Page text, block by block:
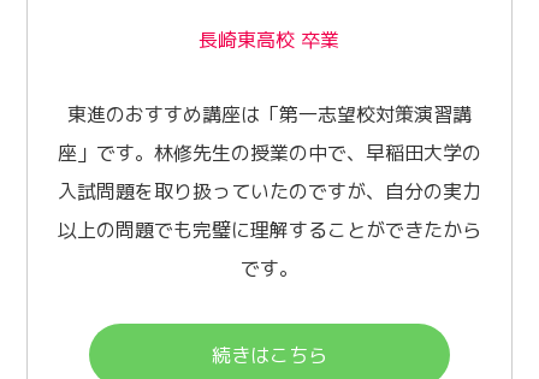
長崎東高校 卒業
東進のおすすめ講座は「第一志望校対策演習講
座」です。林修先生の授業の中で、早稲田大学の
入試問題を取り扱っていたのですが、自分の実力
以上の問題でも完璧に理解することができたから
です。
続きはこちら